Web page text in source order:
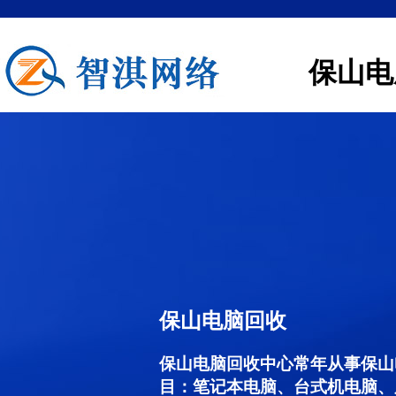
保山
保山电脑回收
保山电脑回收中心常年从事保
目：笔记本电脑、台式机电脑